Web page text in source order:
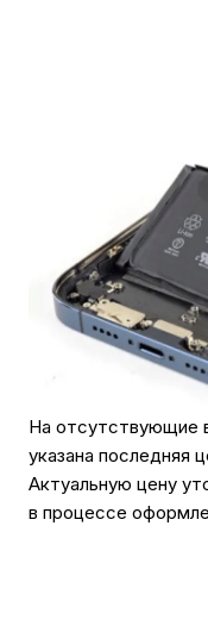
На отсутствующие
указана последняя
Актуальную цену
в процессе